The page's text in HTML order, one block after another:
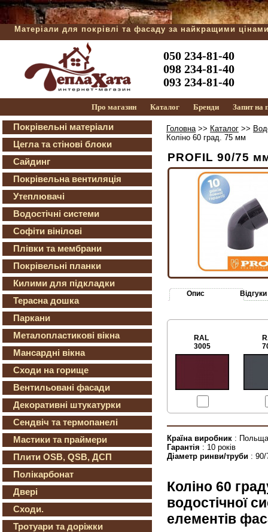
Матеріали для покрівлі та фасаду за найкращими
050 234-81-40
098 234-81-40
093 234-81-40
Про магазин Каталог Бренди Запит на
Покрівельні матеріали
Цегла та стінові блоки
Сайдинг
Покрівельна вентиляція
Утеплювачі
Водостічні системи
Софіти вінілові
Плівки та мембрани
Покрівельні планки
Килими для підкладки
Терасна дошка
Паркани
Металопластикові вікна
Мансардні вікна
Сходи на горище
Вентильовані фасади
Декоративні штукатурки
Сендвіч та термопанелі
Мастики та праймери
Плити OSB, QSB, ДСП
Полікарбонат
Двері
Сходи.
Тротуари та доріжки
Головна>> Каталог >>
Коліно 60 град. 75 мм
PROFIL 90/75
Опис Відгуки
RAL
3005
Країна виробник : Польща
Гарантія : 10 років
Діаметр ринви/труби :
Коліно 60
водостічної
елементів